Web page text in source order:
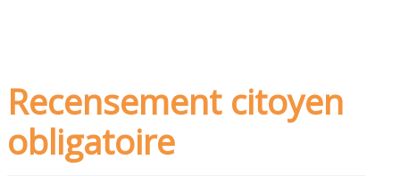
Recensement citoyen
obligatoire